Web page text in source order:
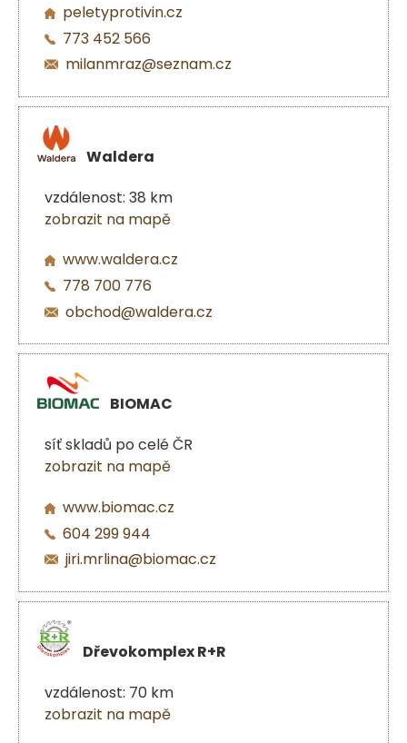
peletyprotivin.cz
773 452 566
milanmraz@seznam.cz
Waldera
vzdálenost: 38 km
zobrazit na mapě
www.waldera.cz
778 700 776
obchod@waldera.cz
BIOMAC
síť skladů po celé ČR
zobrazit na mapě
www.biomac.cz
604 299 944
jiri.mrlina@biomac.cz
Dřevokomplex R+R
vzdálenost: 70 km
zobrazit na mapě